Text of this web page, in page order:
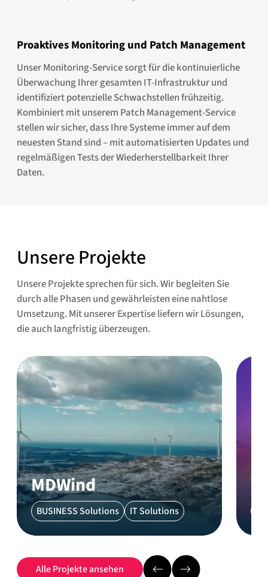
Proaktives Monitoring und Patch Management
Unser Monitoring-Service sorgt für die kontinuierliche
Überwachung Ihrer gesamten IT-Infrastruktur und
identifiziert potenzielle Schwachstellen frühzeitig.
Kombiniert mit unserem Patch Management-Service
stellen wir sicher, dass Ihre Systeme immer auf dem
neuesten Stand sind – mit automatisierten Updates und
regelmäßigen Tests der Wiederherstellbarkeit Ihrer
Daten.
Unsere Projekte
Unsere Projekte sprechen für sich. Wir begleiten Sie
durch alle Phasen und gewährleisten eine nahtlose
Umsetzung. Mit unserer Expertise liefern wir Lösungen,
die auch langfristig überzeugen.
MDWind
BUSINESS Solutions IT Solutions
Alle Projekte ansehen